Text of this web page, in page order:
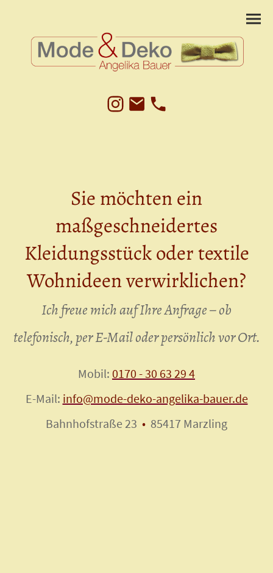
Sie möchten ein
maßgeschneidertes
Kleidungsstück oder textile
Wohnideen verwirklichen?
Ich freue mich auf Ihre Anfrage – ob
telefonisch, per E-Mail oder persönlich vor Ort.
Mobil: 0170 - 30 63 29 4
E-Mail: info@mode-deko-angelika-bauer.de
Bahnhofstraße 23 • 85417 Marzling